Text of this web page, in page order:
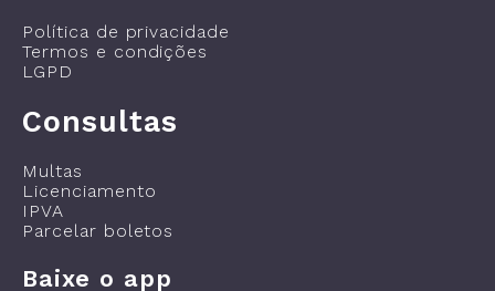
Política de privacidade
Termos e condições
LGPD
Consultas
Multas
Licenciamento
IPVA
Parcelar boletos
Baixe o app